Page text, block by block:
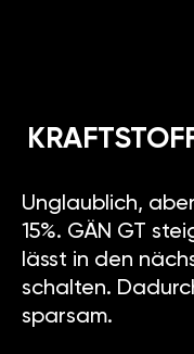
Unglaublich,
15%. GÄN GT
lässt in den
schalten.
sparsam.